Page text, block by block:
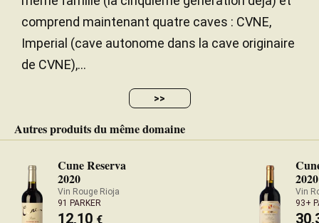
comprend maintenant quatre caves : CVNE,
Imperial (cave autonome dans la cave originaire
de CVNE),...
>>
Autres produits du même domaine
Cune Reserva
2020
Vin Rouge Rioja
91 PARKER
12,10 €
2020
Vin
93+